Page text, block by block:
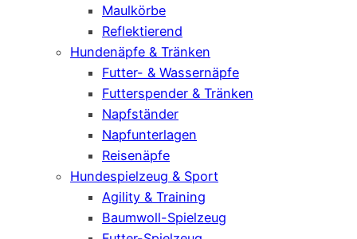
Maulkörbe
Reflektierend
Hundenäpfe & Tränken
Futter- & Wassernäpfe
Futterspender & Tränken
Napfständer
Napfunterlagen
Reisenäpfe
Hundespielzeug & Sport
Agility & Training
Baumwoll-Spielzeug